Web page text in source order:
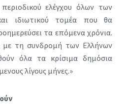
ελέγχου όλων των
ιδιωτικού τομέα που θα
τα επόμενα χρόνια.
με τη συνδρομή των Ελλήνων
όλα τα κρίσιμα δημόσια
λίγους μήνες.»